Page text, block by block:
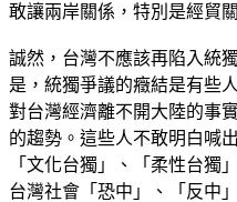
敢讓兩岸關係，特別是經貿
誠然，台灣不應該再陷入統
是，統獨爭議的癥結是有些
對台灣經濟離不開大陸的事
的趨勢。這些人不敢明白喊
「文化台獨」、「柔性台獨
台灣社會「恐中」、「反中